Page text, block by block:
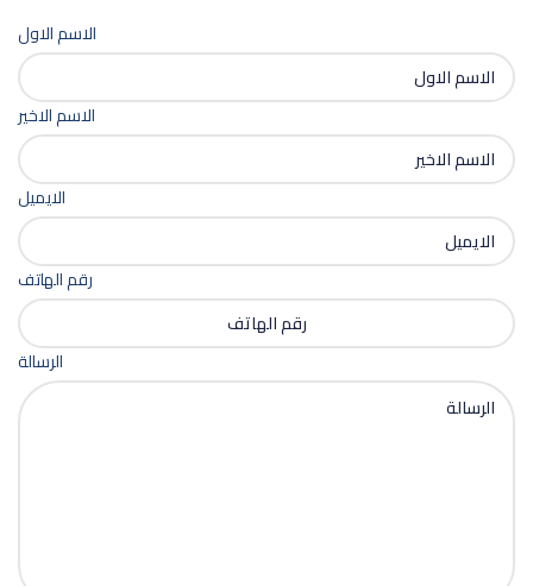
Contact Form Demo
الاسم الاول
الاسم الاخير
الايميل
رقم الهاتف
الرسالة